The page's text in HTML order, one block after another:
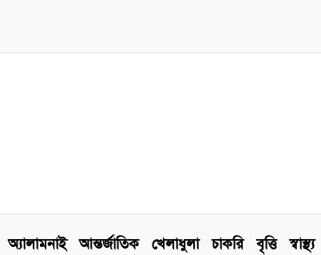
অ্যালামনাই আন্তর্জাতিক খেলাধুলা চাকরি বৃত্তি স্বাস্থ্য